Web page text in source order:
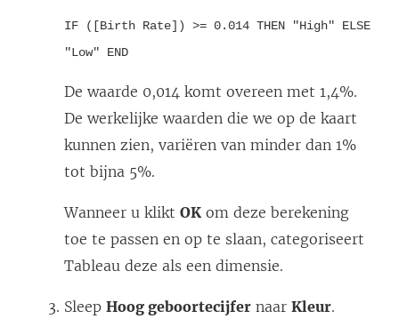
IF ([Birth Rate]) >= 0.014 THEN "High" ELSE
"Low" END
De waarde 0,014 komt overeen met 1,4%.
De werkelijke waarden die we op de kaart
kunnen zien, variëren van minder dan 1%
tot bijna 5%.
Wanneer u klikt OK om deze berekening
toe te passen en op te slaan, categoriseert
Tableau deze als een dimensie.
Sleep Hoog geboortecijfer naar Kleur.